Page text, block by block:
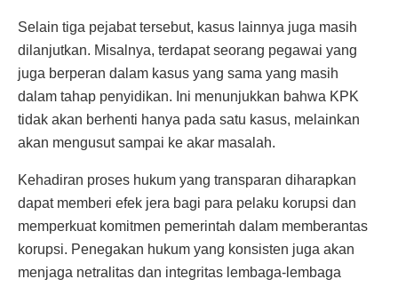
Selain tiga pejabat tersebut, kasus lainnya juga masih
dilanjutkan. Misalnya, terdapat seorang pegawai yang
juga berperan dalam kasus yang sama yang masih
dalam tahap penyidikan. Ini menunjukkan bahwa KPK
tidak akan berhenti hanya pada satu kasus, melainkan
akan mengusut sampai ke akar masalah.
Kehadiran proses hukum yang transparan diharapkan
dapat memberi efek jera bagi para pelaku korupsi dan
memperkuat komitmen pemerintah dalam memberantas
korupsi. Penegakan hukum yang konsisten juga akan
menjaga netralitas dan integritas lembaga-lembaga